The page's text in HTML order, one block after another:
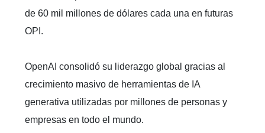
de 60 mil millones de dólares cada una en futuras
OPI.
OpenAI consolidó su liderazgo global gracias al
crecimiento masivo de herramientas de IA
generativa utilizadas por millones de personas y
empresas en todo el mundo.